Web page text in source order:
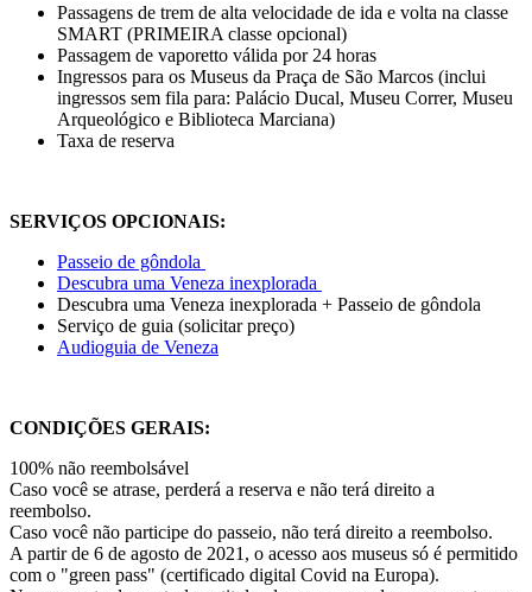
Passagens de trem de alta velocidade de ida e volta na classe
SMART (PRIMEIRA classe opcional)
Passagem de vaporetto válida por 24 horas
Ingressos para os Museus da Praça de São Marcos (inclui
ingressos sem fila para: Palácio Ducal, Museu Correr, Museu
Arqueológico e Biblioteca Marciana)
Taxa de reserva
SERVIÇOS OPCIONAIS:
Passeio de gôndola
Descubra uma Veneza inexplorada
Descubra uma Veneza inexplorada + Passeio de gôndola
Serviço de guia (solicitar preço)
Audioguia de Veneza
CONDIÇÕES GERAIS:
100% não reembolsável
Caso você se atrase, perderá a reserva e não terá direito a
reembolso.
Caso você não participe do passeio, não terá direito a reembolso.
A partir de 6 de agosto de 2021, o acesso aos museus só é permitido
com o "green pass" (certificado digital Covid na Europa).